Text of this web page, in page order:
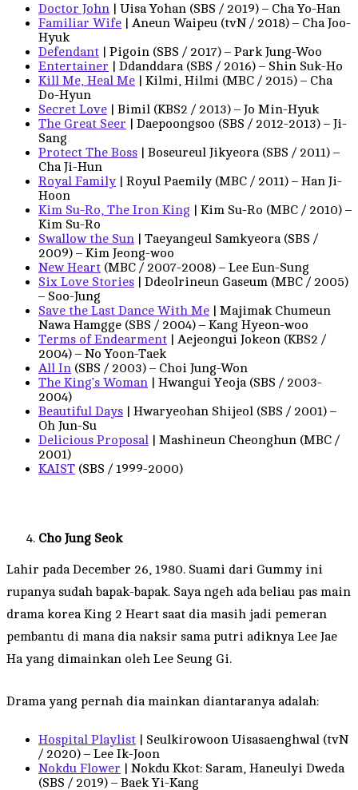
Doctor John | Uisa Yohan (SBS / 2019) – Cha Yo-Han
Familiar Wife | Aneun Waipeu (tvN / 2018) – Cha Joo-
Hyuk
Defendant | Pigoin (SBS / 2017) – Park Jung-Woo
Entertainer | Ddanddara (SBS / 2016) – Shin Suk-Ho
Kill Me, Heal Me | Kilmi, Hilmi (MBC / 2015) – Cha
Do-Hyun
Secret Love | Bimil (KBS2 / 2013) – Jo Min-Hyuk
The Great Seer | Daepoongsoo (SBS / 2012-2013) – Ji-
Sang
Protect The Boss | Boseureul Jikyeora (SBS / 2011) –
Cha Ji-Hun
Royal Family | Royul Paemily (MBC / 2011) – Han Ji-
Hoon
Kim Su-Ro, The Iron King | Kim Su-Ro (MBC / 2010) –
Kim Su-Ro
Swallow the Sun | Taeyangeul Samkyeora (SBS /
2009) – Kim Jeong-woo
New Heart (MBC / 2007-2008) – Lee Eun-Sung
Six Love Stories | Ddeolrineun Gaseum (MBC / 2005)
– Soo-Jung
Save the Last Dance With Me | Majimak Chumeun
Nawa Hamgge (SBS / 2004) – Kang Hyeon-woo
Terms of Endearment | Aejeongui Jokeon (KBS2 /
2004) – No Yoon-Taek
All In (SBS / 2003) – Choi Jung-Won
The King’s Woman | Hwangui Yeoja (SBS / 2003-
2004)
Beautiful Days | Hwaryeohan Shijeol (SBS / 2001) –
Oh Jun-Su
Delicious Proposal | Mashineun Cheonghun (MBC /
2001)
KAIST (SBS / 1999-2000)
Cho Jung Seok
Lahir pada December 26, 1980. Suami dari Gummy ini
rupanya sudah bapak-bapak. Saya ngeh ada beliau pas main
drama korea King 2 Heart saat dia masih jadi pemeran
pembantu di mana dia naksir sama putri adiknya Lee Jae
Ha yang dimainkan oleh Lee Seung Gi.
Drama yang pernah dia mainkan diantaranya adalah:
Hospital Playlist | Seulkirowoon Uisasaenghwal (tvN
/ 2020) – Lee Ik-Joon
Nokdu Flower | Nokdu Kkot: Saram, Haneulyi Dweda
(SBS / 2019) – Baek Yi-Kang